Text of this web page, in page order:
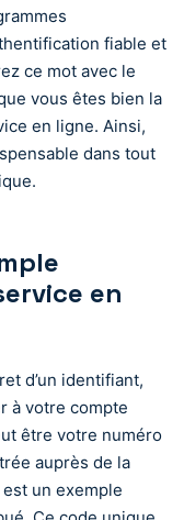
fiable et
ce mot avec le
vous êtes bien la
en ligne. Ainsi,
dans tout
en
d’un identifiant,
à votre compte
être votre numéro
auprès de la
un exemple